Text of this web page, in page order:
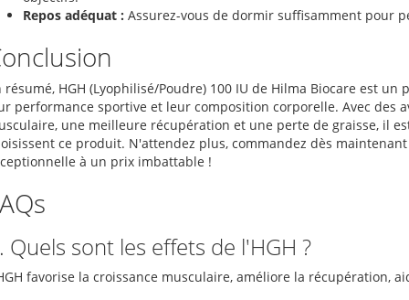
Repos adéquat : Assurez-vous de dormir suffisamment pour
résumé, HGH (Lyophilisé/Poudre) 100 IU de Hilma Biocare est
performance sportive et leur composition corporelle. Avec des
une meilleure récupération et une perte de graisse, il
ce produit. N'attendez plus, commandez dès
à un prix imbattable !
Quels sont les effets de l'HGH ?
favorise la croissance musculaire, améliore la récupération,